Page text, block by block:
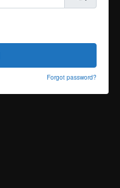
Forgot password?